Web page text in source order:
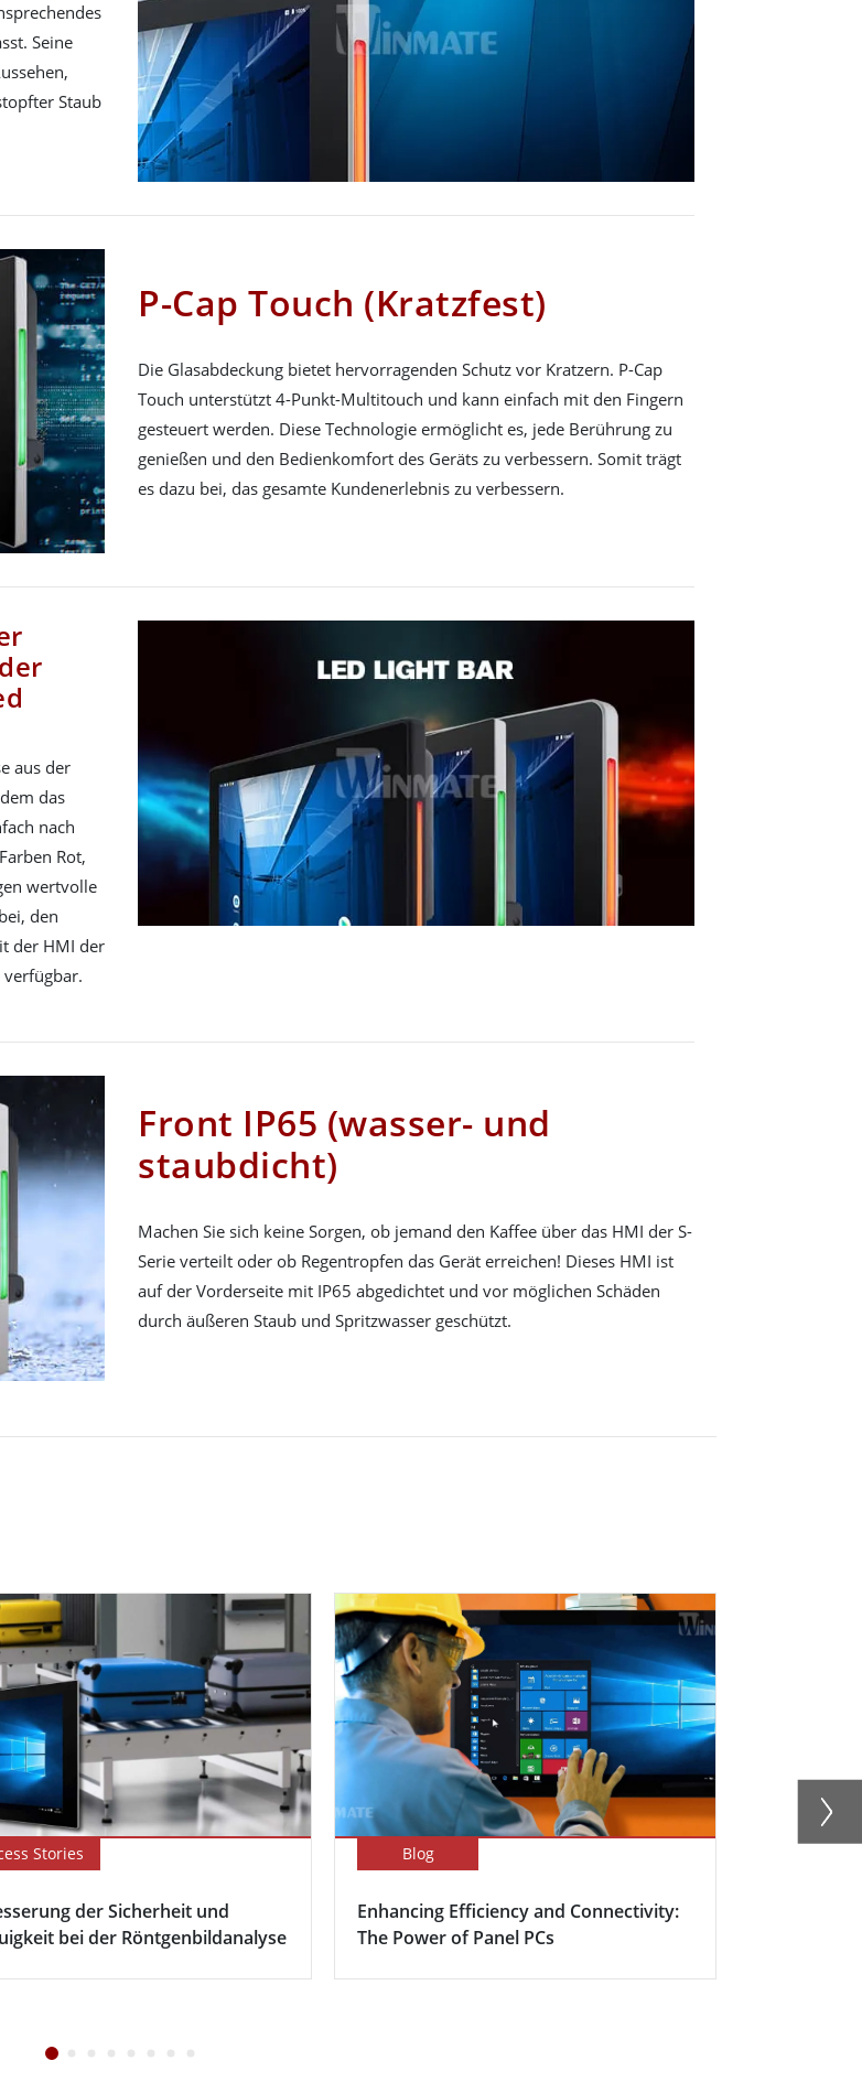
Seine
Staub
P-Cap Touch (Kratzfest)
Die Glasabdeckung bietet hervorragenden Schutz vor Kratzern. P-Cap
Touch unterstützt 4-Punkt-Multitouch und kann einfach mit den Fingern
gesteuert werden. Diese Technologie ermöglicht es, jede Berührung zu
genießen und den Bedienkomfort des Geräts zu verbessern. Somit trägt
es dazu bei, das gesamte Kundenerlebnis zu verbessern.
aus der
das
nach
Rot,
wertvolle
den
der HMI der
verfügbar.
Front IP65 (wasser- und
staubdicht)
Machen Sie sich keine Sorgen, ob jemand den Kaffee über das HMI der S-
Serie verteilt oder ob Regentropfen das Gerät erreichen! Dieses HMI ist
auf der Vorderseite mit IP65 abgedichtet und vor möglichen Schäden
durch äußeren Staub und Spritzwasser geschützt.
Stories
der Sicherheit und
bei der Röntgenbildanalyse
Blog
Enhancing Efficiency and Connectivity:
The Power of Panel PCs